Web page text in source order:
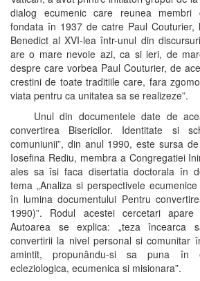
dialog ecumenic care reunea membri
fondata în 1937 de catre Paul
Benedict al XVI-lea într-unul din
are o mare nevoie azi, ca si ieri, de
despre care vorbea Paul Couturier, de
crestini de toate traditiile care, fara
viata pentru ca unitatea sa se realizeze”.
Unul din documentele date de
convertirea Bisericilor. Identitate si
comuniunii”, din anul 1990, este sursa
Iosefina Rediu, membra a Congregatiei
ales sa îsi faca disertatia doctorala în
tema „Analiza si perspectivele
în lumina documentului Pentru
1990)”. Rodul acestei cercetari
Autoarea se explica: „teza încearca
convertirii la nivel personal si comunitar
amintit, propunându-si sa puna în
ecleziologica, ecumenica si misionara”.